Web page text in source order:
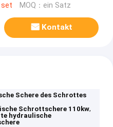
set MOQ：ein Satz
Kontakt
Schere des Schrottes
Schrottschere 110kw,
hydraulische